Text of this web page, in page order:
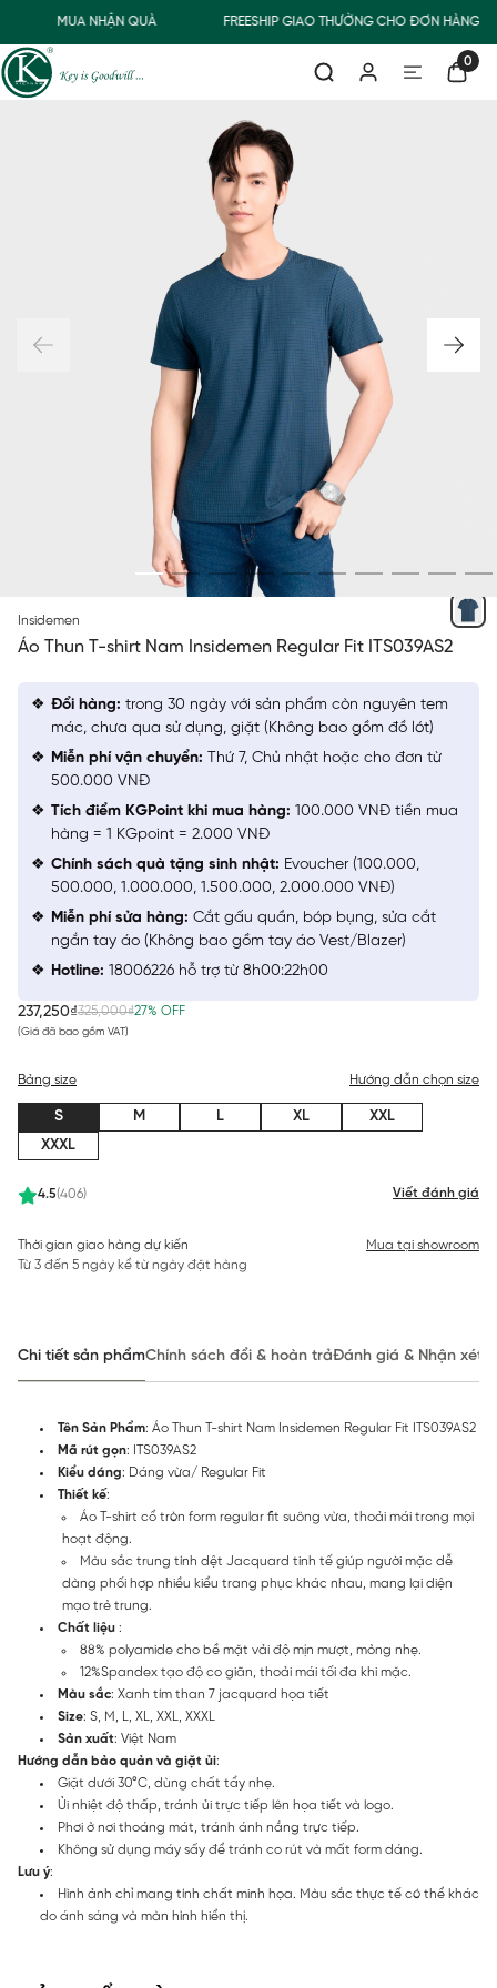
MUA NHẬN QUÀ FREESHIP GIAO THƯỜNG CHO ĐƠN HÀNG
0
Insidemen
Áo Thun T-shirt Nam Insidemen Regular Fit ITS039AS2
237,250₫325,000₫27% OFF
(Giá đã bao gồm VAT)
4.5(406) Viết đánh giá
XANH TÍM THAN 7 JACQUARD HỌA TIẾT
Bảng size Hướng dẫn chọn size
S M L XL
XXL
XXXL
Thời gian giao hàng dự kiến
Từ 3 đến 5 ngày kể từ ngày đặt hàng
Mua tại showroom
Đổi hàng: trong 30 ngày với sản phẩm còn nguyên tem
mác, chưa qua sử dụng, giặt (Không bao gồm đồ lót)
Miễn phí vận chuyển: Thứ 7, Chủ nhật hoặc cho đơn từ
500.000 VNĐ
Tích điểm KGPoint khi mua hàng: 100.000 VNĐ tiền mua
hàng = 1 KGpoint = 2.000 VNĐ
Chính sách quà tặng sinh nhật: Evoucher (100.000,
500.000, 1.000.000, 1.500.000, 2.000.000 VNĐ)
Miễn phí sửa hàng: Cắt gấu quần, bóp bụng, sửa cắt
ngắn tay áo (Không bao gồm tay áo Vest/Blazer)
Hotline: 18006226 hỗ trợ từ 8h00:22h00
Chi tiết sản phẩmChính sách đổi & hoàn trảĐánh giá & Nhận xét
Tên Sản Phẩm: Áo Thun T-shirt Nam Insidemen Regular Fit ITS039AS2
Mã rút gọn: ITS039AS2
Kiểu dáng: Dáng vừa/ Regular Fit
Thiết kế:
Áo T-shirt cổ tròn form regular fit suông vừa, thoải mái trong mọi
hoạt động.
Màu sắc trung tính dệt Jacquard tinh tế giúp người mặc dễ
dàng phối hợp nhiều kiểu trang phục khác nhau, mang lại diện
mạo trẻ trung.
Chất liệu :
88% polyamide cho bề mặt vải độ mịn mượt, mỏng nhẹ.
12%Spandex tạo độ co giãn, thoải mái tối đa khi mặc.
Màu sắc: Xanh tím than 7 jacquard họa tiết
Size: S, M, L, XL, XXL, XXXL
Sản xuất: Việt Nam
Hướng dẫn bảo quản và giặt ủi:
Giặt dưới 30°C, dùng chất tẩy nhẹ.
Ủi nhiệt độ thấp, tránh ủi trực tiếp lên họa tiết và logo.
Phơi ở nơi thoáng mát, tránh ánh nắng trực tiếp.
Không sử dụng máy sấy để tránh co rút và mất form dáng.
Lưu ý:
Hình ảnh chỉ mang tính chất minh họa. Màu sắc thực tế có thể khác
do ánh sáng và màn hình hiển thị.